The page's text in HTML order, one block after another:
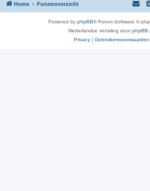
Home Forumoverzicht
Powered by phpBB® Forum Software ©
Nederlandse vertaling door
Privacy | Gebruikersvoorwaarden